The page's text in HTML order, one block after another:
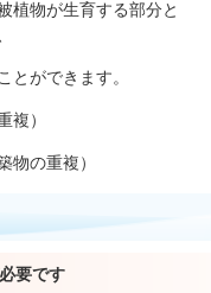
物が生育する部分と
ができます。
）
の重複）
要です